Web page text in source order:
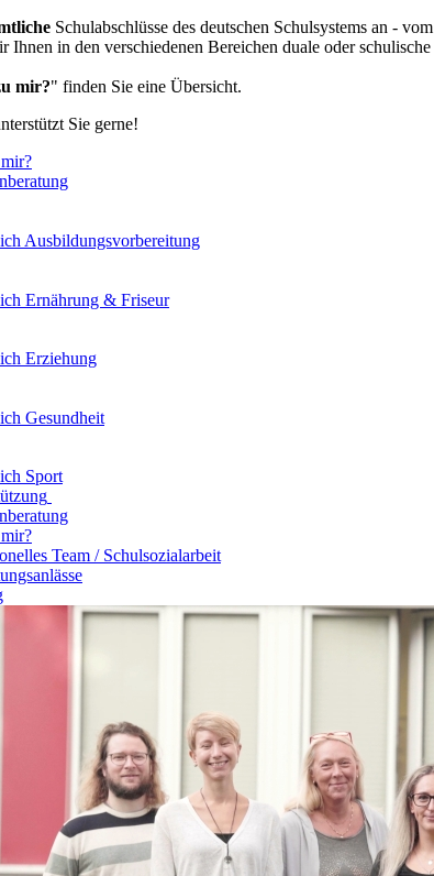
Schulabschlüsse des deutschen Schulsystems an - vom
Ihnen in den verschiedenen Bereichen duale oder schulische
mir?" finden Sie eine Übersicht.
Sie gerne!
Ausbildungsvorbereitung
Ernährung & Friseur
Erziehung
Gesundheit
Sport
Team / Schulsozialarbeit